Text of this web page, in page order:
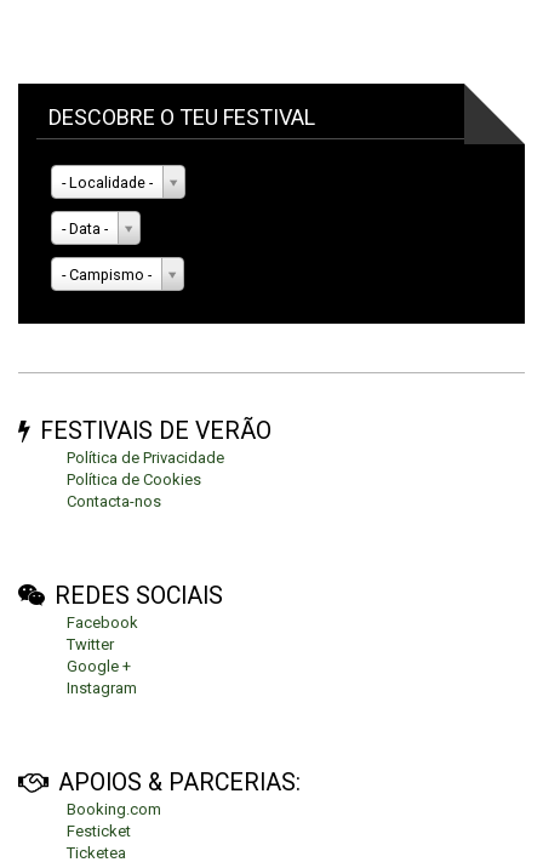
DESCOBRE O TEU FESTIVAL
- Localidade -
- Data -
- Campismo -
FESTIVAIS DE VERÃO
Política de Privacidade
Política de Cookies
Contacta-nos
REDES SOCIAIS
Facebook
Twitter
Google +
Instagram
APOIOS & PARCERIAS:
Booking.com
Festicket
Ticketea